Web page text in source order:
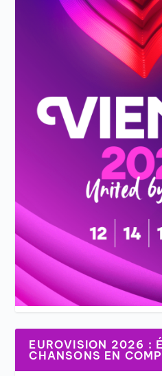
EUROVISION 2026 :
CHANSONS EN